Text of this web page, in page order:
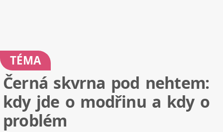
TÉMA
Černá skvrna pod nehtem:
kdy jde o modřinu a kdy o
problém